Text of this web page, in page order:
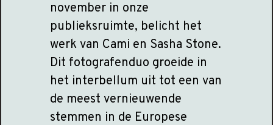
november in onze
publieksruimte, belicht het
werk van Cami en Sasha Stone.
Dit fotografenduo groeide in
het interbellum uit tot een van
de meest vernieuwende
stemmen in de Europese